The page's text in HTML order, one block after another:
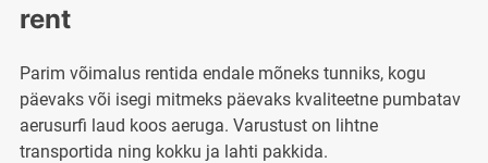
rent
Parim võimalus rentida endale mõneks tunniks, kogu
päevaks või isegi mitmeks päevaks kvaliteetne pumbatav
aerusurfi laud koos aeruga. Varustust on lihtne
transportida ning kokku ja lahti pakkida.